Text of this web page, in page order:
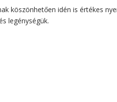
köszönhetően idén is értékes
legénységük.